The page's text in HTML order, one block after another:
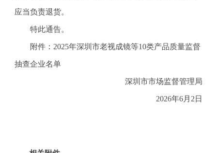
应当负责退货。
特此通告。
附件：2025年深圳市老视成镜等10类产品质量监督
抽查企业名单
深圳市市场监督管理局
2026年6月2日